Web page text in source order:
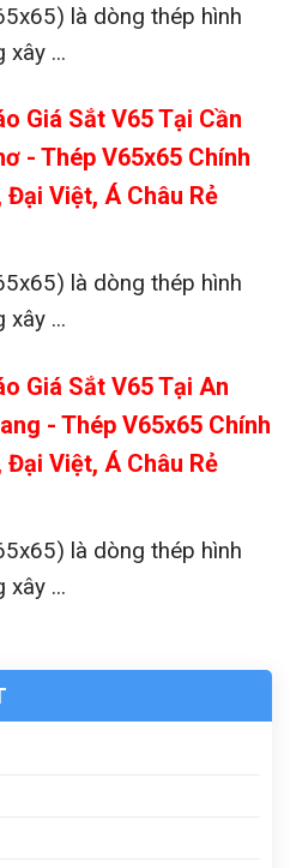
là dòng thép hình
xây ...
Giá Sắt V65 Tại Cần
- Thép V65x65 Chính
Đại Việt, Á Châu Rẻ
là dòng thép hình
xây ...
Giá Sắt V65 Tại An
- Thép V65x65 Chính
Đại Việt, Á Châu Rẻ
là dòng thép hình
xây ...